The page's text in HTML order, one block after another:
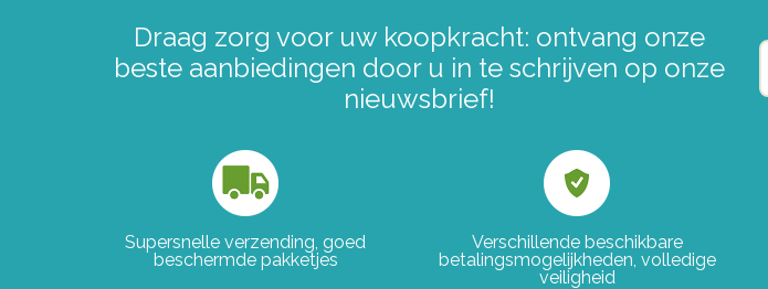
Draag zorg voor uw koopkracht: ontvang onze
beste aanbiedingen door u in te schrijven op onze
nieuwsbrief!
Supersnelle verzending, goed
beschermde pakketjes
Verschillende beschikbare
betalingsmogelijkheden, volledige
veiligheid